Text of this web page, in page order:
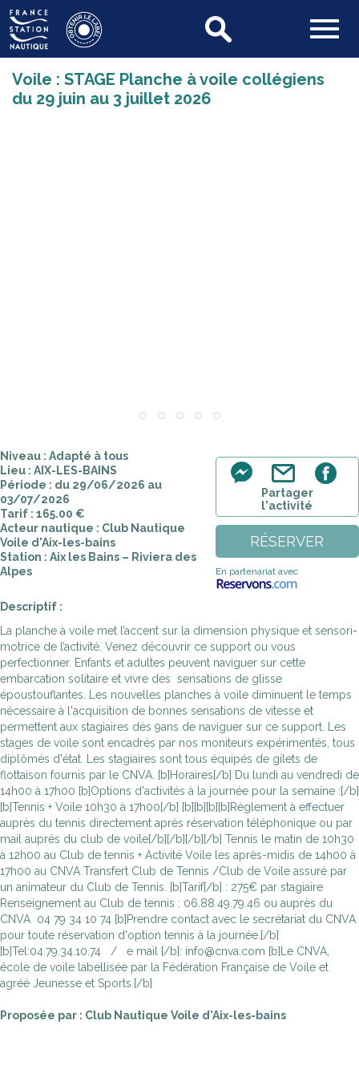
Voile : STAGE Planche à voile collégiens
du 29 juin au 3 juillet 2026
Niveau : Adapté à tous
Lieu : AIX-LES-BAINS
Période : du 29/06/2026 au
03/07/2026
Tarif : 165.00 €
Acteur nautique : Club Nautique
Voile d'Aix-les-bains
Station : Aix les Bains – Riviera des
Alpes
Partager
l'activité
RÉSERVER
En partenariat avec
Descriptif :
La planche à voile met l’accent sur la dimension physique et sensori-
motrice de l’activité. Venez découvrir ce support ou vous
perfectionner. Enfants et adultes peuvent naviguer sur cette
embarcation solitaire et vivre des sensations de glisse
époustouflantes. Les nouvelles planches à voile diminuent le temps
nécessaire à l'acquisition de bonnes sensations de vitesse et
permettent aux stagiaires dès 9ans de naviguer sur ce support. Les
stages de voile sont encadrés par nos moniteurs expérimentés, tous
diplômés d'état. Les stagiaires sont tous équipés de gilets de
flottaison fournis par le CNVA. [b]Horaires[/b] Du lundi au vendredi de
14h00 à 17h00 [b]Options d'activités à la journée pour la semaine :[/b]
[b]Tennis + Voile 10h30 à 17h00[/b] [b][b][b][b]Règlement à effectuer
auprès du tennis directement après réservation téléphonique ou par
mail auprès du club de voile[/b][/b][/b][/b] Tennis le matin de 10h30
à 12h00 au Club de tennis + Activité Voile les après-midis de 14h00 à
17h00 au CNVA Transfert Club de Tennis /Club de Voile assuré par
un animateur du Club de Tennis. [b]Tarif[/b] : 275€ par stagiaire
Renseignement au Club de tennis : 06.88.49.79.46 ou auprès du
CNVA 04 79 34 10 74 [b]Prendre contact avec le secrétariat du CNVA
pour toute réservation d'option tennis à la journée.[/b]
[b]Tel:04.79.34.10.74 / e mail [/b]: info@cnva.com [b]Le CNVA,
école de voile labellisée par la Fédération Française de Voile et
agréé Jeunesse et Sports.[/b]
Proposée par : Club Nautique Voile d'Aix-les-bains